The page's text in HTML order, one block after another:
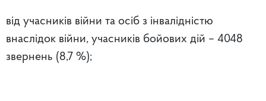
від учасників війни та осіб з інвалідністю
внаслідок війни, учасників бойових дій – 4048
звернень (8,7 %);